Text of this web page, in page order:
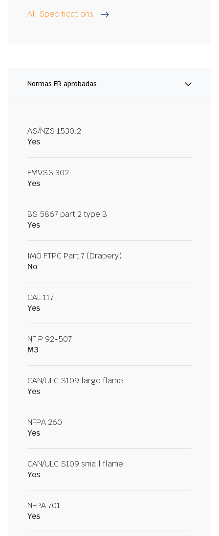
All Specifications
Normas FR aprobadas
AS/NZS 1530.2
Yes
FMVSS 302
Yes
BS 5867 part 2 type B
Yes
IMO FTPC Part 7 (Drapery)
No
CAL 117
Yes
NF P 92-507
M3
CAN/ULC S109 large flame
Yes
NFPA 260
Yes
CAN/ULC S109 small flame
Yes
NFPA 701
Yes